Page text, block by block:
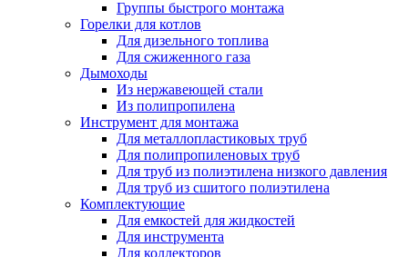
Группы быстрого монтажа
Горелки для котлов
Для дизельного топлива
Для сжиженного газа
Дымоходы
Из нержавеющей стали
Из полипропилена
Инструмент для монтажа
Для металлопластиковых труб
Для полипропиленовых труб
Для труб из полиэтилена низкого давления
Для труб из сшитого полиэтилена
Комплектующие
Для емкостей для жидкостей
Для инструмента
Для коллекторов